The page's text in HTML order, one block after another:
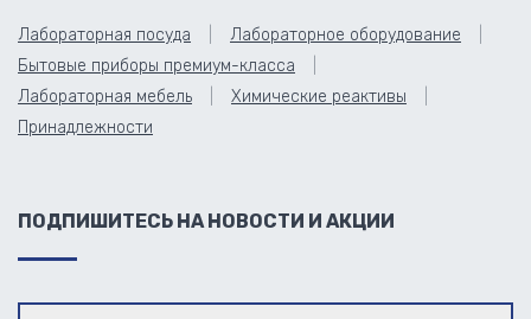
Лабораторная посуда
Лабораторное оборудование
Бытовые приборы премиум-класса
Лабораторная мебель
Химические реактивы
Принадлежности
ПОДПИШИТЕСЬ НА НОВОСТИ И АКЦИИ